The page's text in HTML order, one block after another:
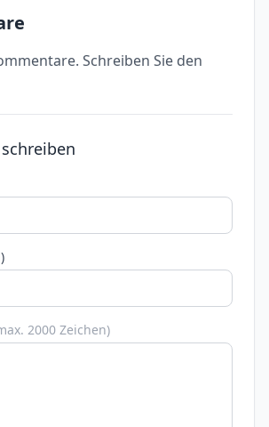
Schreiben Sie den
2000 Zeichen)